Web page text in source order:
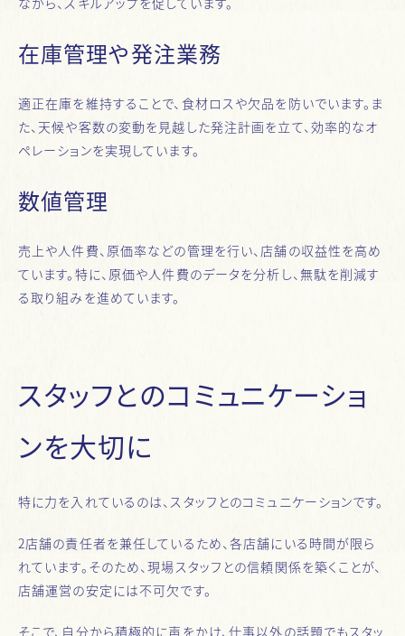
在庫管理や発注業務
適正在庫を維持することで、食材ロスや欠品を防いでいます。ま
た、天候や客数の変動を見越した発注計画を立て、効率的なオ
ペレーションを実現しています。
数値管理
売上や人件費、原価率などの管理を行い、店舗の収益性を高め
ています。特に、原価や人件費のデータを分析し、無駄を削減す
る取り組みを進めています。
スタッフとのコミュニケーショ
ンを大切に
特に力を入れているのは、スタッフとのコミュニケーションです。
2店舗の責任者を兼任しているため、各店舗にいる時間が限ら
れています。そのため、現場スタッフとの信頼関係を築くことが、
店舗運営の安定には不可欠です。
そこで、自分から積極的に声をかけ、仕事以外の話題でもスタッ